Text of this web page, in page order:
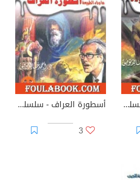
أسطورة النبوءة - سلسلة ما وراء الطبيعة
أسطورة العراف - سلسلة ما وراء الطبيعة
3